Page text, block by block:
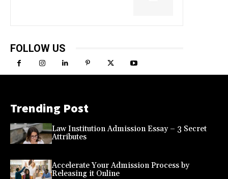
FOLLOW US
Trending Post
Law Institution Admission Essay – 3 Secret
Attributes
Accelerate Your Admission Process by
Releasing it Online